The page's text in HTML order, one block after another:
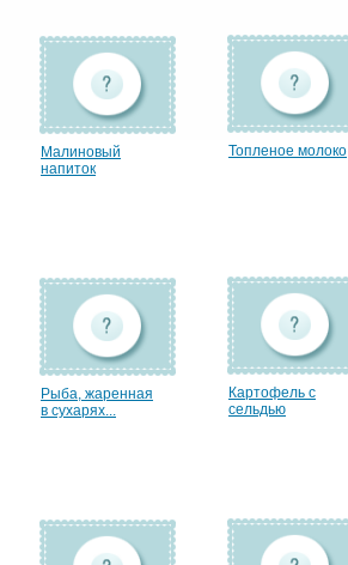
Малиновый
напиток
Топленое молоко
Рыба, жаренная
в сухарях...
Картофель с
сельдью